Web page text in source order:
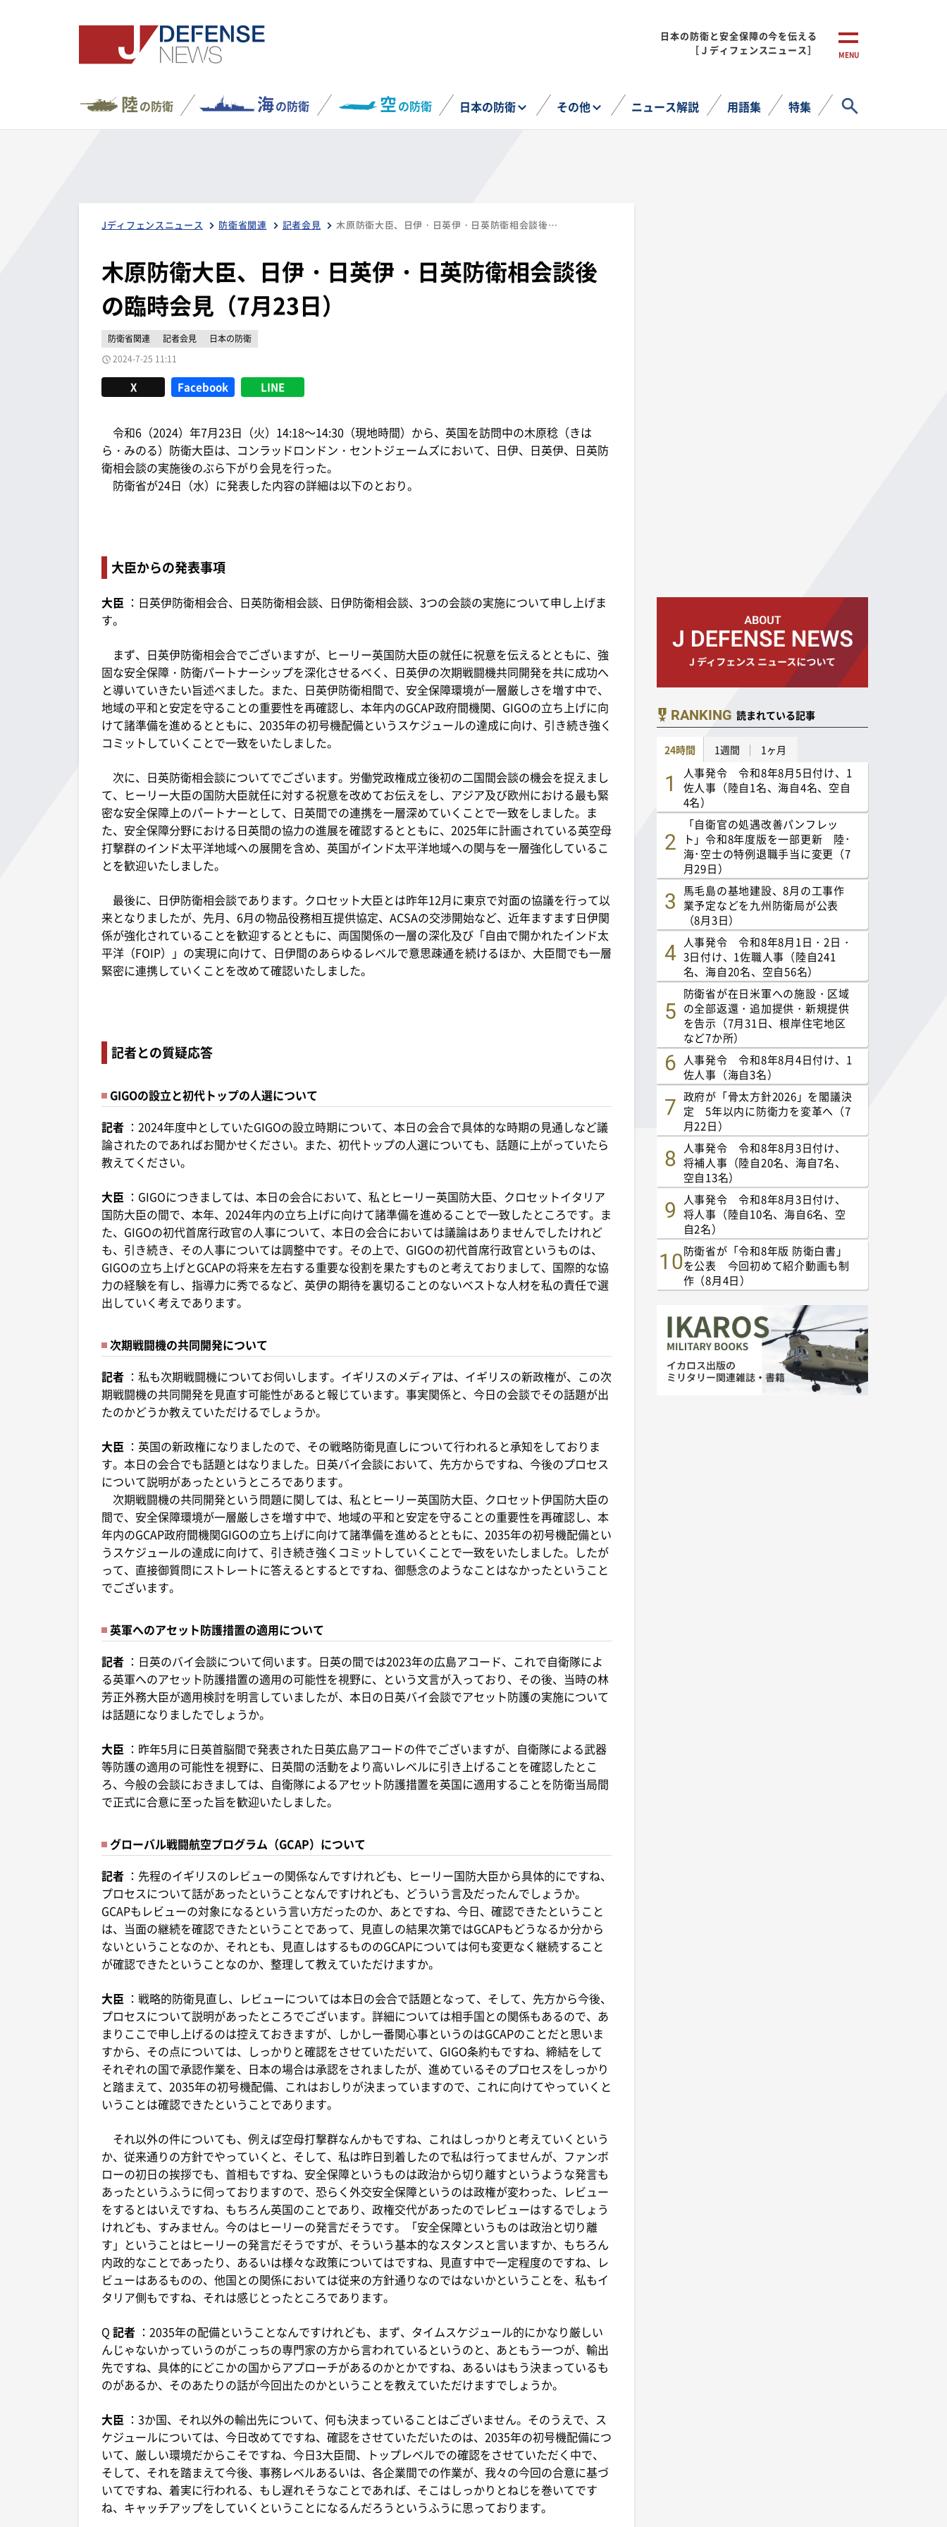
日本の防衛と安全保障の今を伝える
［Ｊディフェンスニュース］
MENU
陸の防衛 海の防衛 空の防衛 日本の防衛 その他 ニュース解説 用語集 特集
Jディフェンスニュース 防衛省関連 記者会見 木原防衛大臣、日伊・日英伊・日英防衛相会談後の臨時会見（7月23日）
木原防衛大臣、日伊・日英伊・日英防衛相会談後
の臨時会見（7月23日）
防衛省関連 記者会見
日本の防衛
2024-7-25 11:11
X Facebook LINE
令和6（2024）年7月23日（火）14:18～14:30（現地時間）から、英国を訪問中の木原稔（きは
ら・みのる）防衛大臣は、コンラッドロンドン・セントジェームズにおいて、日伊、日英伊、日英防
衛相会談の実施後のぶら下がり会見を行った。
防衛省が24日（水）に発表した内容の詳細は以下のとおり。
大臣からの発表事項
大臣 ：日英伊防衛相会合、日英防衛相会談、日伊防衛相会談、3つの会談の実施について申し上げま
す。
まず、日英伊防衛相会合でございますが、ヒーリー英国防大臣の就任に祝意を伝えるとともに、強
固な安全保障・防衛パートナーシップを深化させるべく、日英伊の次期戦闘機共同開発を共に成功へ
と導いていきたい旨述べました。また、日英伊防衛相間で、安全保障環境が一層厳しさを増す中で、
地域の平和と安定を守ることの重要性を再確認し、本年内のGCAP政府間機関、GIGOの立ち上げに向
けて諸準備を進めるとともに、2035年の初号機配備というスケジュールの達成に向け、引き続き強く
コミットしていくことで一致をいたしました。
次に、日英防衛相会談についてでございます。労働党政権成立後初の二国間会談の機会を捉えまし
て、ヒーリー大臣の国防大臣就任に対する祝意を改めてお伝えをし、アジア及び欧州における最も緊
密な安全保障上のパートナーとして、日英間での連携を一層深めていくことで一致をしました。ま
た、安全保障分野における日英間の協力の進展を確認するとともに、2025年に計画されている英空母
打撃群のインド太平洋地域への展開を含め、英国がインド太平洋地域への関与を一層強化しているこ
とを歓迎いたしました。
最後に、日伊防衛相会談であります。クロセット大臣とは昨年12月に東京で対面の協議を行って以
来となりましたが、先月、6月の物品役務相互提供協定、ACSAの交渉開始など、近年ますます日伊関
係が強化されていることを歓迎するとともに、両国関係の一層の深化及び「自由で開かれたインド太
平洋（FOIP）」の実現に向けて、日伊間のあらゆるレベルで意思疎通を続けるほか、大臣間でも一層
緊密に連携していくことを改めて確認いたしました。
記者との質疑応答
GIGOの設立と初代トップの人選について
記者 ：2024年度中としていたGIGOの設立時期について、本日の会合で具体的な時期の見通しなど議
論されたのであればお聞かせください。また、初代トップの人選についても、話題に上がっていたら
教えてください。
大臣 ：GIGOにつきましては、本日の会合において、私とヒーリー英国防大臣、クロセットイタリア
国防大臣の間で、本年、2024年内の立ち上げに向けて諸準備を進めることで一致したところです。ま
た、GIGOの初代首席行政官の人事について、本日の会合においては議論はありませんでしたけれど
も、引き続き、その人事については調整中です。その上で、GIGOの初代首席行政官というものは、
GIGOの立ち上げとGCAPの将来を左右する重要な役割を果たすものと考えておりまして、国際的な協
力の経験を有し、指導力に秀でるなど、英伊の期待を裏切ることのないベストな人材を私の責任で選
出していく考えであります。
次期戦闘機の共同開発について
記者 ：私も次期戦闘機についてお伺いします。イギリスのメディアは、イギリスの新政権が、この次
期戦闘機の共同開発を見直す可能性があると報じています。事実関係と、今日の会談でその話題が出
たのかどうか教えていただけるでしょうか。
大臣 ：英国の新政権になりましたので、その戦略防衛見直しについて行われると承知をしておりま
す。本日の会合でも話題とはなりました。日英バイ会談において、先方からですね、今後のプロセス
について説明があったというところであります。
次期戦闘機の共同開発という問題に関しては、私とヒーリー英国防大臣、クロセット伊国防大臣の
間で、安全保障環境が一層厳しさを増す中で、地域の平和と安定を守ることの重要性を再確認し、本
年内のGCAP政府間機関GIGOの立ち上げに向けて諸準備を進めるとともに、2035年の初号機配備とい
うスケジュールの達成に向けて、引き続き強くコミットしていくことで一致をいたしました。したが
って、直接御質問にストレートに答えるとするとですね、御懸念のようなことはなかったということ
でございます。
英軍へのアセット防護措置の適用について
記者 ：日英のバイ会談について伺います。日英の間では2023年の広島アコード、これで自衛隊によ
る英軍へのアセット防護措置の適用の可能性を視野に、という文言が入っており、その後、当時の林
芳正外務大臣が適用検討を明言していましたが、本日の日英バイ会談でアセット防護の実施について
は話題になりましたでしょうか。
大臣 ：昨年5月に日英首脳間で発表された日英広島アコードの件でございますが、自衛隊による武器
等防護の適用の可能性を視野に、日英間の活動をより高いレベルに引き上げることを確認したとこ
ろ、今般の会談におきましては、自衛隊によるアセット防護措置を英国に適用することを防衛当局間
で正式に合意に至った旨を歓迎いたしました。
グローバル戦闘航空プログラム（GCAP）について
記者 ：先程のイギリスのレビューの関係なんですけれども、ヒーリー国防大臣から具体的にですね、
プロセスについて話があったということなんですけれども、どういう言及だったんでしょうか。
GCAPもレビューの対象になるという言い方だったのか、あとですね、今日、確認できたということ
は、当面の継続を確認できたということであって、見直しの結果次第ではGCAPもどうなるか分から
ないということなのか、それとも、見直しはするもののGCAPについては何も変更なく継続すること
が確認できたということなのか、整理して教えていただけますか。
大臣 ：戦略的防衛見直し、レビューについては本日の会合で話題となって、そして、先方から今後、
プロセスについて説明があったところでございます。詳細については相手国との関係もあるので、あ
まりここで申し上げるのは控えておきますが、しかし一番関心事というのはGCAPのことだと思いま
すから、その点については、しっかりと確認をさせていただいて、GIGO条約もですね、締結をして
それぞれの国で承認作業を、日本の場合は承認をされましたが、進めているそのプロセスをしっかり
と踏まえて、2035年の初号機配備、これはおしりが決まっていますので、これに向けてやっていくと
いうことは確認できたということであります。
それ以外の件についても、例えば空母打撃群なんかもですね、これはしっかりと考えていくという
か、従来通りの方針でやっていくと、そして、私は昨日到着したので私は行ってませんが、ファンボ
ローの初日の挨拶でも、首相もですね、安全保障というものは政治から切り離すというような発言も
あったというふうに伺っておりますので、恐らく外交安全保障というのは政権が変わった、レビュー
をするとはいえですね、もちろん英国のことであり、政権交代があったのでレビューはするでしょう
けれども、すみません。今のはヒーリーの発言だそうです。「安全保障というものは政治と切り離
す」ということはヒーリーの発言だそうですが、そういう基本的なスタンスと言いますか、もちろん
内政的なことであったり、あるいは様々な政策についてはですね、見直す中で一定程度のですね、レ
ビューはあるものの、他国との関係においては従来の方針通りなのではないかということを、私もイ
タリア側もですね、それは感じとったところであります。
Q 記者 ：2035年の配備ということなんですけれども、まず、タイムスケジュール的にかなり厳しい
んじゃないかっていうのがこっちの専門家の方から言われているというのと、あともう一つが、輸出
先ですね、具体的にどこかの国からアプローチがあるのかとかですね、あるいはもう決まっているも
のがあるか、そのあたりの話が今回出たのかということを教えていただけますでしょうか。
大臣 ：3か国、それ以外の輸出先について、何も決まっていることはございません。そのうえで、ス
ケジュールについては、今日改めてですね、確認をさせていただいたのは、2035年の初号機配備につ
いて、厳しい環境だからこそですね、今日3大臣間、トップレベルでの確認をさせていただく中で、
そして、それを踏まえて今後、事務レベルあるいは、各企業間での作業が、我々の今回の合意に基づ
いてですね、着実に行われる、もし遅れそうなことであれば、そこはしっかりとねじを巻いてです
ね、キャッチアップをしていくということになるんだろうというふうに思っております。
RANKING 読まれている記事
24時間 1週間 1ヶ月
人事発令 令和8年8月5日付け、1
佐人事（陸自1名、海自4名、空自
4名）
「自衛官の処遇改善パンフレッ
ト」令和8年度版を一部更新 陸･
海･空士の特例退職手当に変更（7
月29日）
馬毛島の基地建設、8月の工事作
業予定などを九州防衛局が公表
（8月3日）
人事発令 令和8年8月1日・2日・
3日付け、1佐職人事（陸自241
名、海自20名、空自56名）
防衛省が在日米軍への施設・区域
の全部返還・追加提供・新規提供
を告示（7月31日、根岸住宅地区
など7か所）
人事発令 令和8年8月4日付け、1
佐人事（海自3名）
政府が「骨太方針2026」を閣議決
定 5年以内に防衛力を変革へ（7
月22日）
人事発令 令和8年8月3日付け、
将補人事（陸自20名、海自7名、
空自13名）
人事発令 令和8年8月3日付け、
将人事（陸自10名、海自6名、空
自2名）
防衛省が「令和8年版 防衛白書」
を公表 今回初めて紹介動画も制
作（8月4日）